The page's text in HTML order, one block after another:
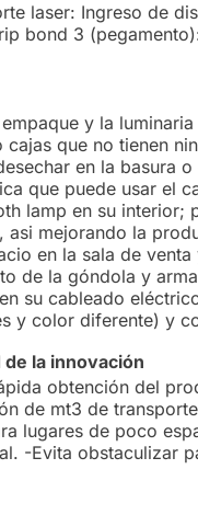
laser: Ingreso de
bond 3
empaque y la
que no tienen
en la basura
que puede usar el
lamp en su interior;
asi mejorando la
en la sala de
de la góndola y
su cableado
y color diferente) y
la innovación
obtención del
de mt3 de
lugares de poco
-Evita obstaculizar